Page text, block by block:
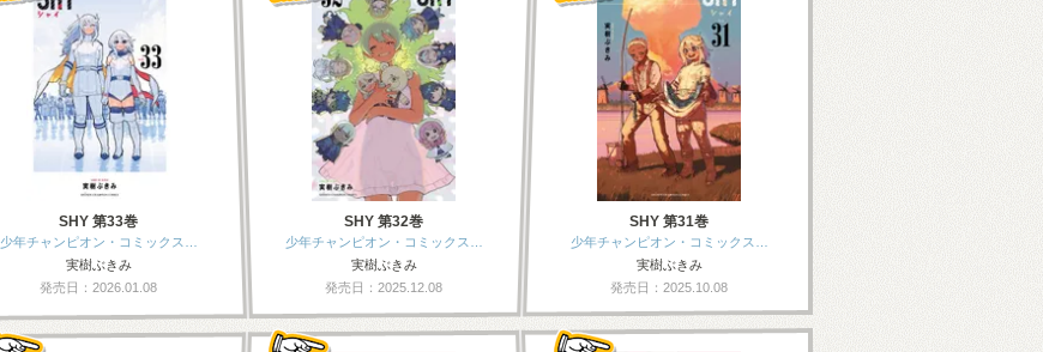
SHY 第33巻
少年チャンピオン・コミックス…
実樹ぶきみ
発売日：2026.01.08
SHY 第32巻
少年チャンピオン・コミックス…
実樹ぶきみ
発売日：2025.12.08
SHY 第31巻
少年チャンピオン・コミックス…
実樹ぶきみ
発売日：2025.10.08